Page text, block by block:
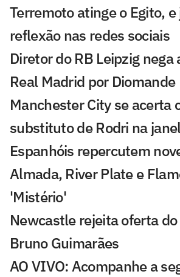
Terremoto atinge o Egito,
reflexão nas redes sociais
Diretor do RB Leipzig nega
Real Madrid por Diomande
Manchester City se acerta
substituto de Rodri na
Espanhóis repercutem
Almada, River Plate e
'Mistério'
Newcastle rejeita oferta
Bruno Guimarães
AO VIVO: Acompanhe a